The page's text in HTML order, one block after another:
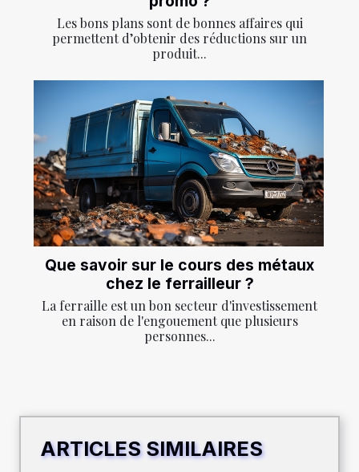
Les bons plans sont de bonnes affaires qui
permettent d’obtenir des réductions sur un
produit...
Que savoir sur le cours des métaux
chez le ferrailleur ?
La ferraille est un bon secteur d'investissement
en raison de l'engouement que plusieurs
personnes...
ARTICLES SIMILAIRES